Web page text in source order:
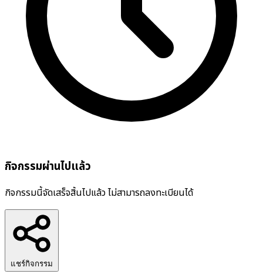
กิจกรรมผ่านไปแล้ว
กิจกรรมนี้จัดเสร็จสิ้นไปแล้ว ไม่สามารถลงทะเบียนได้
แชร์กิจกรรม